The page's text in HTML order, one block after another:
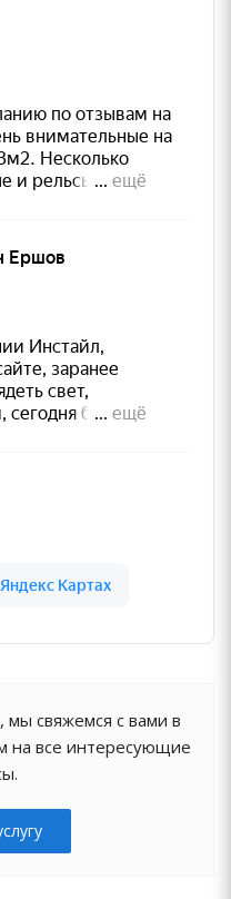
мы свяжемся с вами в
на все интересующие